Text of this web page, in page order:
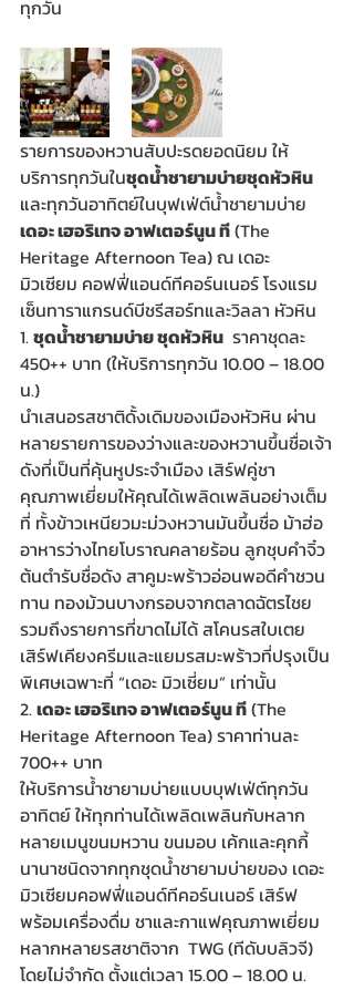
ทุกวัน
รายการของหวานสับปะรดยอดนิยม ให้
บริการทุกวันในชุดน้ำชายามบ่ายชุดหัวหิน
และทุกวันอาทิตย์ในบุฟเฟ่ต์น้ำชายามบ่าย
เดอะ เฮอริเทจ อาฟเตอร์นูน ที (The
Heritage Afternoon Tea) ณ เดอะ
มิวเซียม คอฟฟี่แอนด์ทีคอร์นเนอร์ โรงแรม
เซ็นทาราแกรนด์บีชรีสอร์ทและวิลลา หัวหิน
1. ชุดน้ำชายามบ่าย ชุดหัวหิน
  ราคาชุดละ
450++ บาท (ให้บริการทุกวัน 10.00 – 18.00
น.)
นำเสนอรสชาติดั้งเดิมของเมืองหัวหิน ผ่าน
หลายรายการของว่างและของหวานขึ้นชื่อเจ้า
ดังที่เป็นที่คุ้นหูประจำเมือง เสิร์ฟคู่ชา
คุณภาพเยี่ยมให้คุณได้เพลิดเพลินอย่างเต็ม
ที่ ทั้งข้าวเหนียวมะม่วงหวานมันขึ้นชื่อ ม้าฮ่อ
อาหารว่างไทยโบราณคลายร้อน ลูกชุบคำจิ๋ว
ต้นตำรับชื่อดัง สาคูมะพร้าวอ่อนพอดีคำชวน
ทาน ทองม้วนบางกรอบจากตลาดฉัตรไชย
รวมถึงรายการที่ขาดไม่ได้ สโคนรสใบเตย
เสิร์ฟเคียงครีมและแยมรสมะพร้าวที่ปรุงเป็น
พิเศษเฉพาะที่ “เดอะ มิวเซี่ยม” เท่านั้น
2. เดอะ เฮอริเทจ อาฟเตอร์นูน ที (The
Heritage Afternoon Tea)​ ราคาท่านละ
700++ บาท
ให้บริการน้ำชายามบ่ายแบบบุฟเฟ่ต์ทุกวัน
อาทิตย์ ให้ทุกท่านได้เพลิดเพลินกับหลาก
หลายเมนูขนมหวาน ขนมอบ เค้กและคุกกี้
นานาชนิดจากทุกชุดน้ำชายามบ่ายของ เดอะ
มิวเซียมคอฟฟี่แอนด์ทีคอร์นเนอร์ เสิร์ฟ
พร้อมเครื่องดื่ม ชาและกาแฟคุณภาพเยี่ยม
หลากหลายรสชาติจาก  TWG (ทีดับบลิวจี)
โดยไม่จำกัด ตั้งแต่เวลา 15.00 – 18.00 น.